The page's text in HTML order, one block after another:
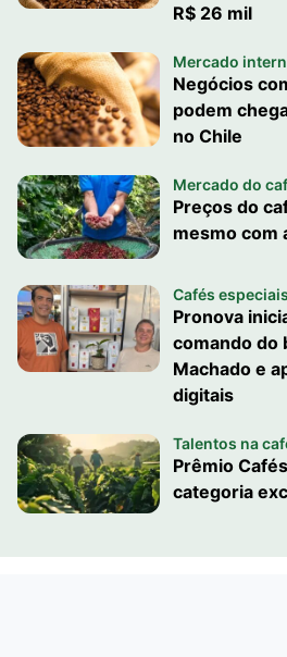
R$ 26 mil
Mercado
Negócios
podem
no Chile
Mercado do
Preços do
mesmo com
Cafés especiais
Pronova
comando do
Machado e
digitais
Talentos na
Prêmio
categoria